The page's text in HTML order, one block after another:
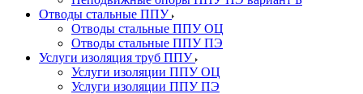
Отводы стальные ППУ
Отводы стальные ППУ ОЦ
Отводы стальные ППУ ПЭ
Услуги изоляция труб ППУ
Услуги изоляции ППУ ОЦ
Услуги изоляции ППУ ПЭ